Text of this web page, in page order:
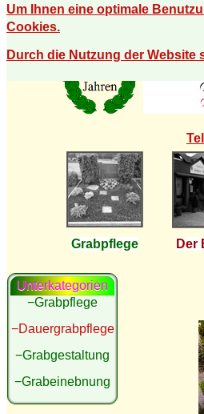
Um Ihnen eine optimale
Cookies.
Durch die Nutzung der
Grabpflege Der
Unterkategorien
−Grabpflege
−Dauergrabpflege
−Grabgestaltung
−Grabeinebnung